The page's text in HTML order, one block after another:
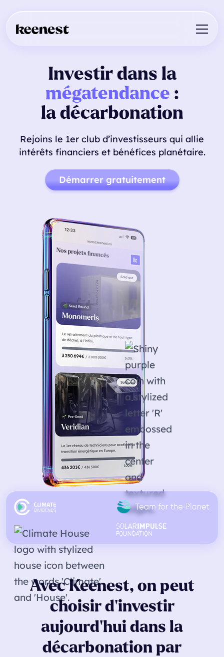
Investir dans la
mégatendance :
la décarbonation
Rejoins le 1er club d’investisseurs qui allie
intérêts financiers et bénéfices planétaire.
Démarrer gratuitement
Avec Keenest, on peut
choisir d’investir
aujourd’hui dans la
décarbonation par